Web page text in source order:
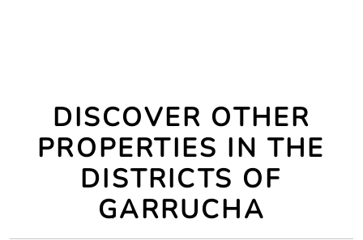
DISCOVER OTHER
PROPERTIES IN THE
DISTRICTS OF
GARRUCHA